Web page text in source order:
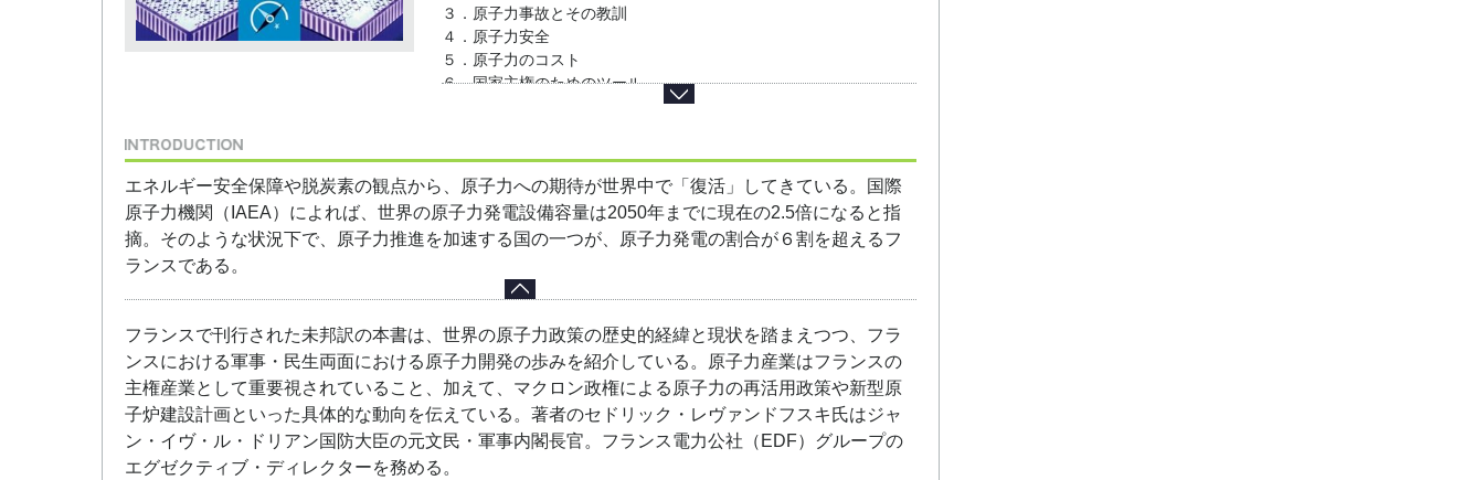
３．原子力事故とその教訓
４．原子力安全
５．原子力のコスト
６．国家主権のためのツール
結論 そして明日は？
エネルギー安全保障や脱炭素の観点から、原子力への期待が世界中で「復活」してきている。国際
原子力機関（IAEA）によれば、世界の原子力発電設備容量は2050年までに現在の2.5倍になると指
摘。そのような状況下で、原子力推進を加速する国の一つが、原子力発電の割合が６割を超えるフ
ランスである。
フランスで刊行された未邦訳の本書は、世界の原子力政策の歴史的経緯と現状を踏まえつつ、フラ
ンスにおける軍事・民生両面における原子力開発の歩みを紹介している。原子力産業はフランスの
主権産業として重要視されていること、加えて、マクロン政権による原子力の再活用政策や新型原
子炉建設計画といった具体的な動向を伝えている。著者のセドリック・レヴァンドフスキ氏はジャ
ン・イヴ・ル・ドリアン国防大臣の元文民・軍事内閣長官。フランス電力公社（EDF）グループの
エグゼクティブ・ディレクターを務める。